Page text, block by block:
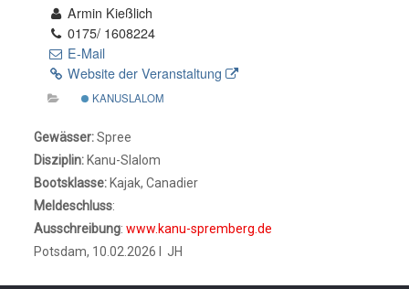
Armin Kießlich
0175/ 1608224
E-Mail
Website der Veranstaltung
KANUSLALOM
Gewässer:Spree
Disziplin:Kanu-Slalom
Bootsklasse:Kajak, Canadier
Meldeschluss:
Ausschreibung: www.kanu-spremberg.de
Potsdam, 10.02.2026 I JH